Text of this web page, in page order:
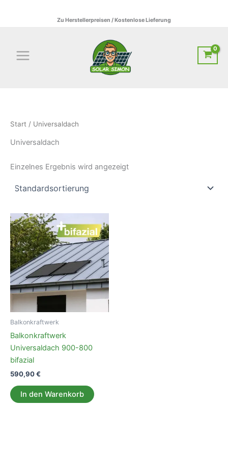
Zu Herstellerpreisen / Kostenlose Lieferung
Start / Universaldach
Universaldach
Einzelnes Ergebnis wird angezeigt
Balkonkraftwerk
Balkonkraftwerk
Universaldach 900-800
bifazial
590,90€
In den Warenkorb